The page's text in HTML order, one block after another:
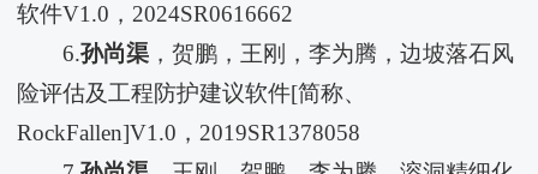
软件V1.0，2024SR0616662
6.孙尚渠，贺鹏，王刚，李为腾，边坡落石风
险评估及工程防护建议软件[简称、
RockFallen]V1.0，2019SR1378058